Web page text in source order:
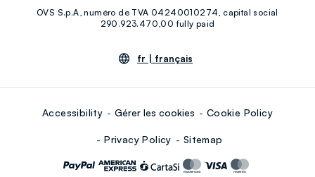
Youtube Linkedin
OVS S.p.A, numéro de TVA 04240010274, capital social
290.923.470,00 fully paid
fr | français
Accessibility Gérer les cookies Cookie Policy
Privacy Policy Sitemap